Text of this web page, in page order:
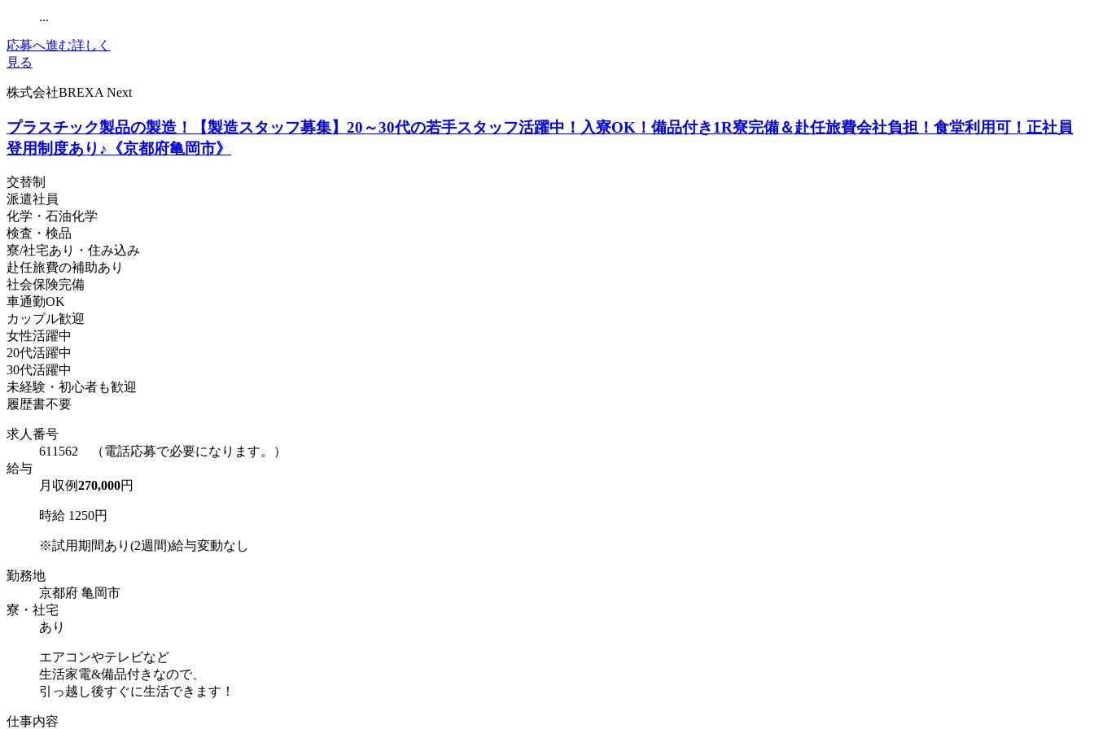
...
応募へ進む詳しく
見る
株式会社BREXA Next
プラスチック製品の製造！【製造スタッフ募集】20～30代の若手スタッフ活躍中！入寮OK！備品付き1R寮完備＆赴任旅費会社負担！食堂利用可！正社員
登用制度あり♪《京都府亀岡市》
交替制
派遣社員
化学・石油化学
検査・検品
寮/社宅あり・住み込み
赴任旅費の補助あり
社会保険完備
車通勤OK
カップル歓迎
女性活躍中
20代活躍中
30代活躍中
未経験・初心者も歓迎
履歴書不要
求人番号
611562 （電話応募で必要になります。）
給与
月収例270,000円
時給 1250円
※試用期間あり(2週間)給与変動なし
勤務地
京都府 亀岡市
寮・社宅
あり
エアコンやテレビなど
生活家電&備品付きなので、
引っ越し後すぐに生活できます！
仕事内容